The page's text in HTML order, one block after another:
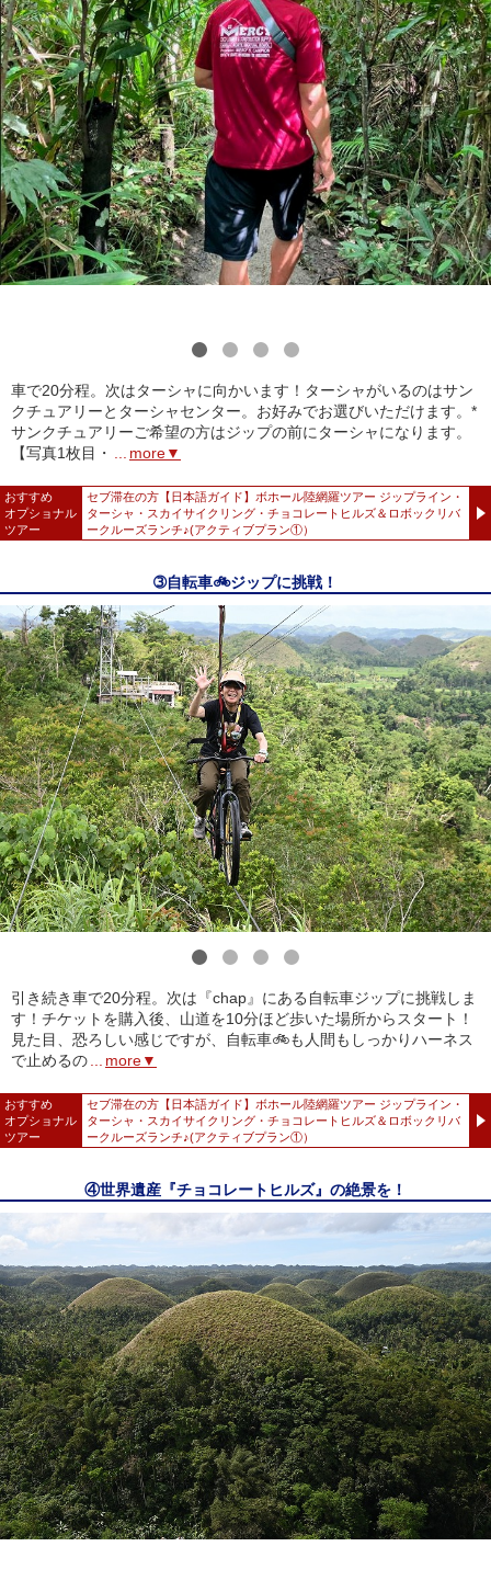
車で20分程。次はターシャに向かいます！ターシャがいるのはサン
クチュアリーとターシャセンター。お好みでお選びいただけます。*
サンクチュアリーご希望の方はジップの前にターシャになります。
【写真1枚目・ ... more▼
おすすめ
オプショナル
ツアー
セブ滞在の方【日本語ガイド】ボホール陸網羅ツアー ジップライン・
ターシャ・スカイサイクリング・チョコレートヒルズ＆ロボックリバ
ークルーズランチ♪(アクティブプラン①）
➂自転車🚲ジップに挑戦！
引き続き車で20分程。次は『chap』にある自転車ジップに挑戦しま
す！チケットを購入後、山道を10分ほど歩いた場所からスタート！
見た目、恐ろしい感じですが、自転車🚲も人間もしっかりハーネス
で止めるの... more▼
おすすめ
オプショナル
ツアー
セブ滞在の方【日本語ガイド】ボホール陸網羅ツアー ジップライン・
ターシャ・スカイサイクリング・チョコレートヒルズ＆ロボックリバ
ークルーズランチ♪(アクティブプラン①）
④世界遺産『チョコレートヒルズ』の絶景を！